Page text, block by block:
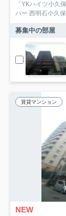
「YKハイツ小久
パー 西明石小久
募集中の部屋
賃貸マンション
NEW